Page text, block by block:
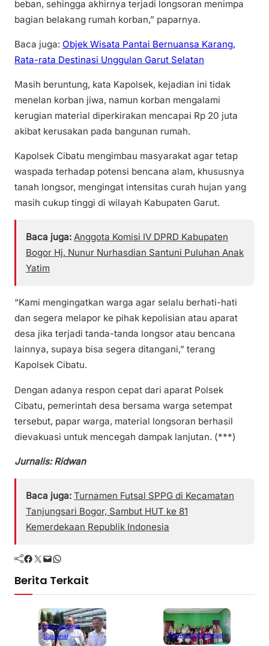
beban, sehingga akhirnya terjadi longsoran menimpa
bagian belakang rumah korban,” paparnya.
Baca juga: Objek Wisata Pantai Bernuansa Karang,
Rata-rata Destinasi Unggulan Garut Selatan
Masih beruntung, kata Kapolsek, kejadian ini tidak
menelan korban jiwa, namun korban mengalami
kerugian material diperkirakan mencapai Rp 20 juta
akibat kerusakan pada bangunan rumah.
Kapolsek Cibatu mengimbau masyarakat agar tetap
waspada terhadap potensi bencana alam, khususnya
tanah longsor, mengingat intensitas curah hujan yang
masih cukup tinggi di wilayah Kabupaten Garut.
Baca juga: Anggota Komisi IV DPRD Kabupaten
Bogor Hj. Nunur Nurhasdian Santuni Puluhan Anak
Yatim
“Kami mengingatkan warga agar selalu berhati-hati
dan segera melapor ke pihak kepolisian atau aparat
desa jika terjadi tanda-tanda longsor atau bencana
lainnya, supaya bisa segera ditangani,” terang
Kapolsek Cibatu.
Dengan adanya respon cepat dari aparat Polsek
Cibatu, pemerintah desa bersama warga setempat
tersebut, papar warga, material longsoran berhasil
dievakuasi untuk mencegah dampak lanjutan. (***)
Jurnalis: Ridwan
Baca juga: Turnamen Futsal SPPG di Kecamatan
Tanjungsari Bogor, Sambut HUT ke 81
Kemerdekaan Republik Indonesia
Facebook Twitter Mail WhatsApp
Berita Terkait
Info Kampus
Nasional
KomunitasNasional